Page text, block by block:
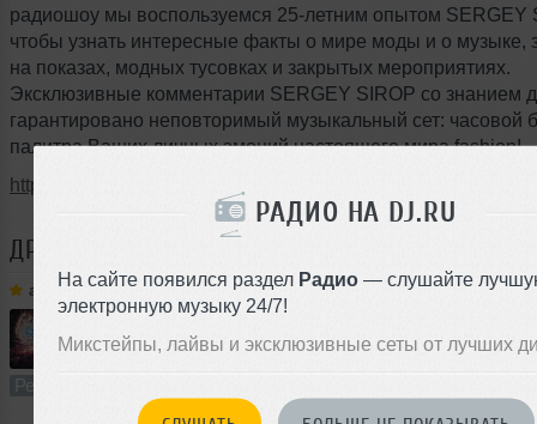
РАДИО НА DJ.RU
На сайте появился раздел Радио — слушайте
электронную музыку 24/7!
Микстейпы, лайвы и эксклюзивные сеты от лучших
радиошоу мы воспользуемся 25-летним опытом SERGEY
чтобы узнать интересные факты о мире моды и о музыке,
на показах, модных тусовках и закрытых мероприятиях.
Эксклюзивные комментарии SERGEY SIROP со знанием
гарантировано неповторимый музыкальный сет: часовой
палитра Ваших личных эмоций настоящего мира fashion!
http://vk.com/wobshows
ДРУГИЕ ТРЕКИ
al | bo ➝T J Kay, DJ Alania - A-Lol-Laj! (al biber remix)
4:43 3795 раз 919 1 8.8 MB, 256
Ремикс